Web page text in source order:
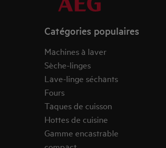
Catégories populaires
Machines à laver
Sèche-linges
Lave-linge séchants
Fours
Taques de cuisson
Hottes de cuisine
Gamme encastrable